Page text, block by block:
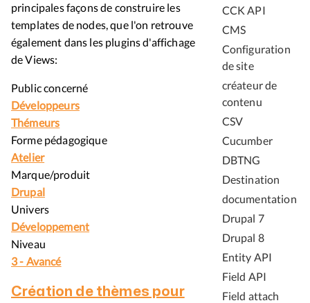
principales façons de construire les
templates de nodes, que l'on retrouve
également dans les plugins d'affichage
de Views:
Public concerné
Développeurs
Thémeurs
Forme pédagogique
Atelier
Marque/produit
Drupal
Univers
Développement
Niveau
3 - Avancé
Création de thèmes pour
CCK API
CMS
Configuration
de site
créateur de
contenu
CSV
Cucumber
DBTNG
Destination
documentation
Drupal 7
Drupal 8
Entity API
Field API
Field attach